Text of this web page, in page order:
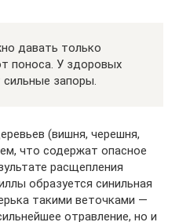
давать только
поноса. У здоровых
запоры.
(вишня, черешня,
что содержат опасное
расщепления
образуется синильная
такими веточками —
отравление, но и